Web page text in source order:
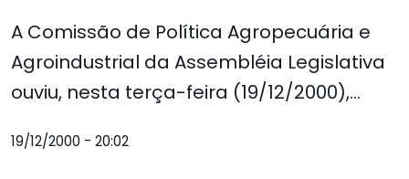
A Comissão de Política Agropecuária e
Agroindustrial da Assembléia Legislativa
ouviu, nesta terça-feira (19/12/2000),...
19/12/2000 - 20:02